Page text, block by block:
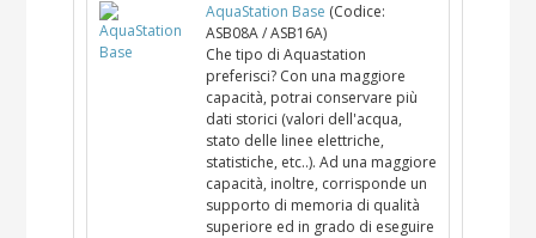
AquaStation Base (Codice:
ASB08A / ASB16A)
Che tipo di Aquastation
preferisci? Con una maggiore
capacità, potrai conservare più
dati storici (valori dell'acqua,
stato delle linee elettriche,
statistiche, etc..). Ad una maggiore
capacità, inoltre, corrisponde un
supporto di memoria di qualità
superiore ed in grado di eseguire